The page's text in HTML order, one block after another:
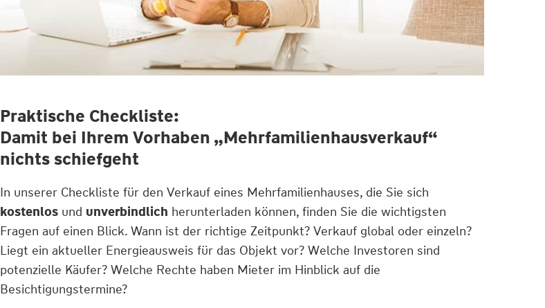
Praktische Checkliste:
Damit bei Ihrem Vorhaben „Mehrfamilienhausverkauf“
nichts schiefgeht
In unserer Checkliste für den Verkauf eines Mehrfamilienhauses, die Sie sich
kostenlos und unverbindlich herunterladen können, finden Sie die wichtigsten
Fragen auf einen Blick. Wann ist der richtige Zeitpunkt? Verkauf global oder einzeln?
Liegt ein aktueller Energieausweis für das Objekt vor? Welche Investoren sind
potenzielle Käufer? Welche Rechte haben Mieter im Hinblick auf die
Besichtigungstermine?